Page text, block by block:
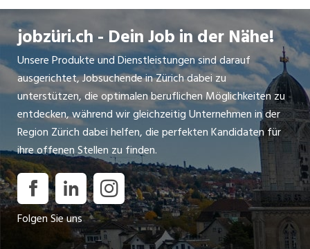
jobzüri.ch - Dein Job in der Nähe!
Unsere Produkte und Dienstleistungen sind darauf
ausgerichtet, Jobsuchende in Zürich dabei zu
unterstützen, die optimalen beruflichen Möglichkeiten zu
entdecken, während wir gleichzeitig Unternehmen in der
Region Zürich dabei helfen, die perfekten Kandidaten für
ihre offenen Stellen zu finden.
Folgen Sie uns